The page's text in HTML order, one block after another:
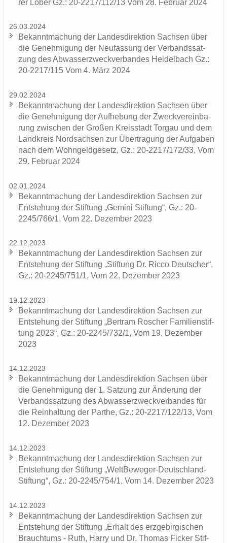
rer Lober Gz.: 20-2217/112/13 Vom 28. Fe­bru­ar 2024
26.03.2024
Be­kannt­ma­chung der Lan­des­di­rek­ti­on Sach­sen über
die Ge­neh­mi­gung der Neu­fas­sung der Ver­bands­sat­
zung des Ab­was­ser­zweck­ver­ban­des Hei­del­bach Gz.:
20-2217/115 Vom 4. März 2024
29.02.2024
Be­kannt­ma­chung der Lan­des­di­rek­ti­on Sach­sen über
die Ge­neh­mi­gung der Auf­he­bung der Zweck­ver­ein­ba­
rung zwi­schen der Gro­ßen Kreis­stadt Tor­gau und dem
Land­kreis Nord­sach­sen zur Über­tra­gung der Auf­ga­ben
nach dem Wohn­geld­ge­setz, Gz.: 20-2217/172/33, Vom
29. Fe­bru­ar 2024
02.01.2024
Be­kannt­ma­chung der Lan­des­di­rek­ti­on Sach­sen zur
Ent­ste­hung der Stif­tung „Ge­mi­ni Stif­tung“, Gz.: 20-
2245/766/1, Vom 22. De­zem­ber 2023
22.12.2023
Be­kannt­ma­chung der Lan­des­di­rek­ti­on Sach­sen zur
Ent­ste­hung der Stif­tung „Stif­tung Dr. Ricco Deut­scher“,
Gz.: 20-2245/751/1, Vom 22. De­zem­ber 2023
19.12.2023
Be­kannt­ma­chung der Lan­des­di­rek­ti­on Sach­sen zur
Ent­ste­hung der Stif­tung „Bert­ram Ro­scher Fa­mi­li­en­stif­
tung 2023“, Gz.: 20-2245/732/1, Vom 19. De­zem­ber
2023
14.12.2023
Be­kannt­ma­chung der Lan­des­di­rek­ti­on Sach­sen über
die Ge­neh­mi­gung der 1. Sat­zung zur Än­de­rung der
Ver­bands­sat­zung des Ab­was­ser­zweck­ver­ban­des für
die Rein­hal­tung der Par­the, Gz.: 20-2217/122/13, Vom
12. De­zem­ber 2023
14.12.2023
Be­kannt­ma­chung der Lan­des­di­rek­ti­on Sach­sen zur
Ent­ste­hung der Stif­tung „WeltBeweger-​Deutschland-
Stiftung“, Gz.: 20-2245/754/1, Vom 14. De­zem­ber 2023
14.12.2023
Be­kannt­ma­chung der Lan­des­di­rek­ti­on Sach­sen zur
Ent­ste­hung der Stif­tung „Er­halt des erz­ge­bir­gi­schen
Brauch­tums - Ruth, Harry und Dr. Tho­mas Fi­cker Stif­